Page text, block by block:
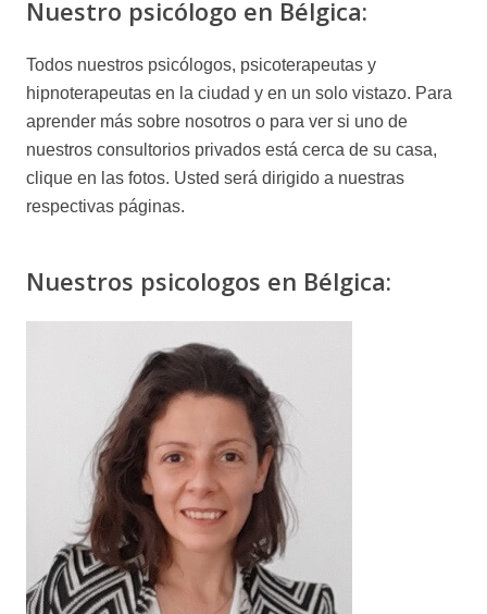
Nuestro psicólogo en Bélgica:
Todos nuestros psicólogos, psicoterapeutas y
hipnoterapeutas en la ciudad y en un solo vistazo. Para
aprender más sobre nosotros o para ver si uno de
nuestros consultorios privados está cerca de su casa,
clique en las fotos. Usted será dirigido a nuestras
respectivas páginas.
Nuestros psicologos en Bélgica: